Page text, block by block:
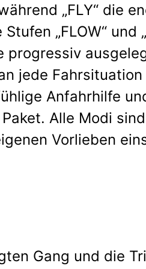
„FLY“ die
„FLOW“ und
progressiv
jede Fahrsituation
Anfahrhilfe
Alle Modi
Vorlieben
Gang und die